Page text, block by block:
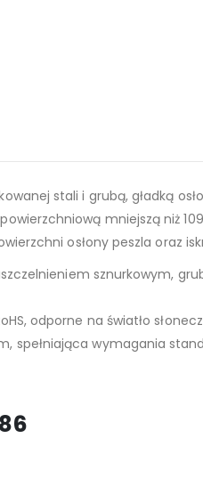
stali i grubą, gładką
mniejszą niż
osłony peszla oraz
sznurkowym,
odporne na światło
spełniająca wymagania